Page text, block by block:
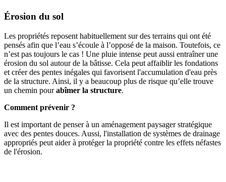
Érosion du sol
Les propriétés reposent habituellement sur des terrains qui ont été
pensés afin que l’eau s’écoule à l’opposé de la maison. Toutefois, ce
n’est pas toujours le cas ! Une pluie intense peut aussi entraîner une
érosion du sol autour de la bâtisse. Cela peut affaiblir les fondations
et créer des pentes inégales qui favorisent l'accumulation d'eau près
de la structure. Ainsi, il y a beaucoup plus de risque qu’elle trouve
un chemin pourabîmer la structure.
Comment prévenir ?
Il est important de penser à un aménagement paysager stratégique
avec des pentes douces. Aussi, l'installation de systèmes de drainage
appropriés peut aider à protéger la propriété contre les effets néfastes
de l'érosion.